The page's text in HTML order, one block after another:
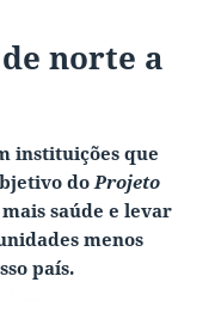
norte a
instituições que
do Projeto
saúde e levar
menos
país.